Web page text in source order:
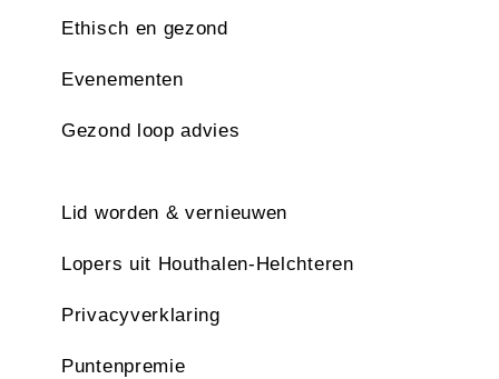
Ethisch en gezond
Evenementen
Gezond loop advies
Lid worden & vernieuwen
Lopers uit Houthalen-Helchteren
Privacyverklaring
Puntenpremie